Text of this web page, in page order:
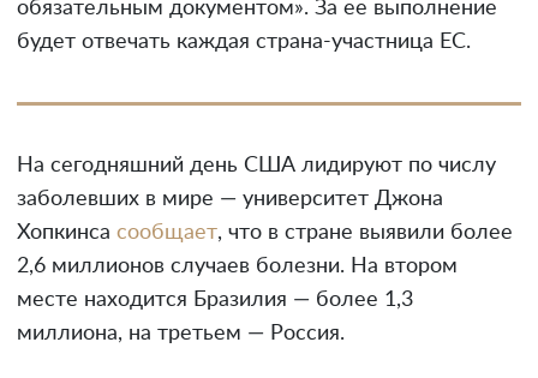
обязательным документом». За ее выполнение
будет отвечать каждая страна-участница ЕС.
На сегодняшний день США лидируют по числу
заболевших в мире — университет Джона
Хопкинса сообщает, что в стране выявили более
2,6 миллионов случаев болезни. На втором
месте находится Бразилия — более 1,3
миллиона, на третьем — Россия.